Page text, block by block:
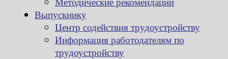
Выпускнику
Центр содействия трудоустройству
Информация работодателям по
трудоустройству